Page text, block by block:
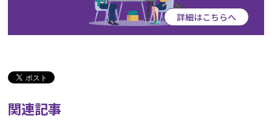
詳細はこちらへ
関連記事